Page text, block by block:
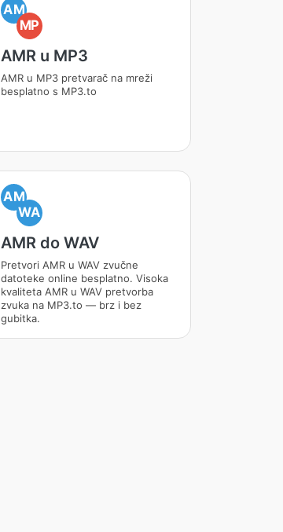
AM
MP
AMR u MP3
AMR u MP3 pretvarač na mreži
besplatno s MP3.to
AM
WA
AMR do WAV
Pretvori AMR u WAV zvučne
datoteke online besplatno. Visoka
kvaliteta AMR u WAV pretvorba
zvuka na MP3.to — brz i bez
gubitka.